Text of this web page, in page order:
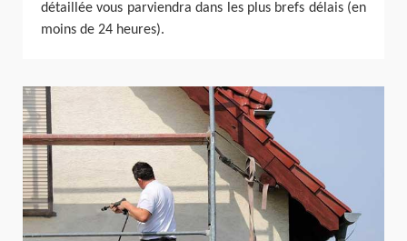
détaillée vous parviendra dans les plus brefs délais (en
moins de 24 heures).